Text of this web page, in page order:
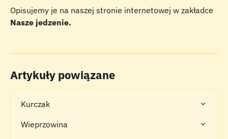
Opisujemy je na naszej stronie internetowej w zakładce
Nasze jedzenie.
Artykuły powiązane
Kurczak
Wieprzowina